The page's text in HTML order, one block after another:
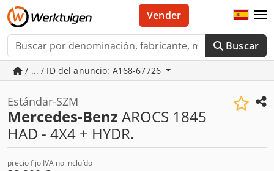
Buscar
Vender
/ ... / ID del anuncio: A168-67726
Estándar-SZM
Mercedes-Benz AROCS 1845
HAD - 4X4 + HYDR.
precio fijo IVA no incluído